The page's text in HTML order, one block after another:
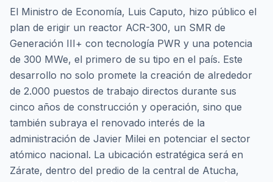
El Ministro de Economía, Luis Caputo, hizo público el
plan de erigir un reactor ACR-300, un SMR de
Generación III+ con tecnología PWR y una potencia
de 300 MWe, el primero de su tipo en el país. Este
desarrollo no solo promete la creación de alrededor
de 2.000 puestos de trabajo directos durante sus
cinco años de construcción y operación, sino que
también subraya el renovado interés de la
administración de Javier Milei en potenciar el sector
atómico nacional. La ubicación estratégica será en
Zárate, dentro del predio de la central de Atucha,